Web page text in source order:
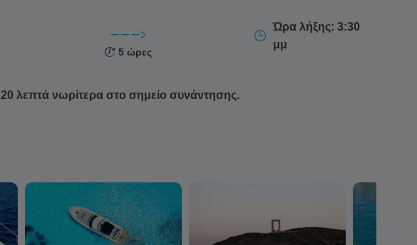
5 ώρες
Ώρα λήξης: 3:30
μμ
λεπτά νωρίτερα στο σημείο συνάντησης.